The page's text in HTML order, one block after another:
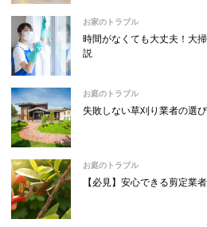
お家のトラブル
時間がなくても大丈夫！大
説
お庭のトラブル
失敗しない草刈り業者の選
お庭のトラブル
【必見】安心できる剪定業